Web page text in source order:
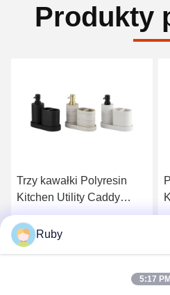
Produkty
Trzy kawałki Polyresin
Kitchen Utility Caddy
Accessories Set Użyj
czarnego narzędzia
Caddy 3 kolory
Najlepszą cenę
Ruby
5:17 PM